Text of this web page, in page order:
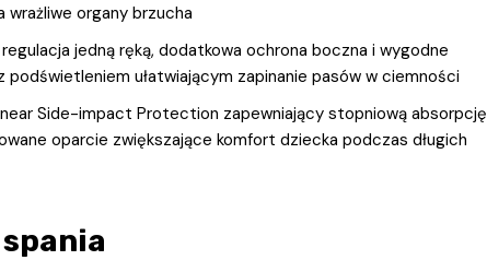
wrażliwe organy brzucha
jedną ręką, dodatkowa ochrona boczna i wygodne
ułatwiającym zapinanie pasów w ciemności
Side-impact Protection zapewniający stopniową absorpcję
oparcie zwiększające komfort dziecka podczas długich